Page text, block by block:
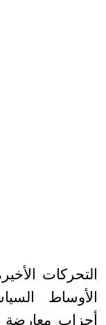
التحركات
الأوساط
أحزاب